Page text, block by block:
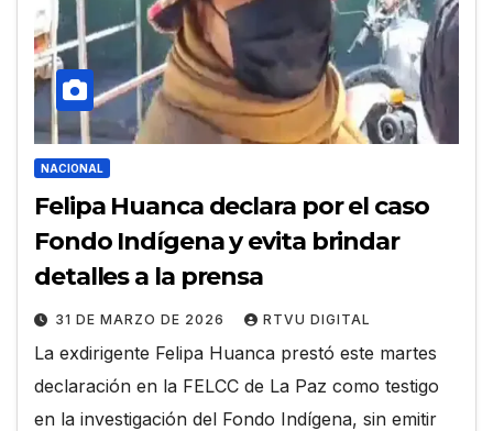
NACIONAL
Felipa Huanca declara por el caso
Fondo Indígena y evita brindar
detalles a la prensa
31 DE MARZO DE 2026 RTVU DIGITAL
La exdirigente Felipa Huanca prestó este martes
declaración en la FELCC de La Paz como testigo
en la investigación del Fondo Indígena, sin emitir